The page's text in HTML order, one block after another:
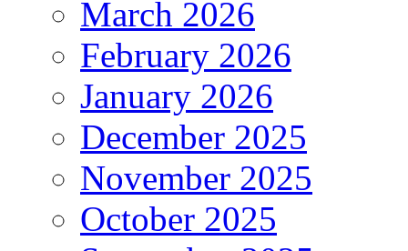
March 2026
February 2026
January 2026
December 2025
November 2025
October 2025